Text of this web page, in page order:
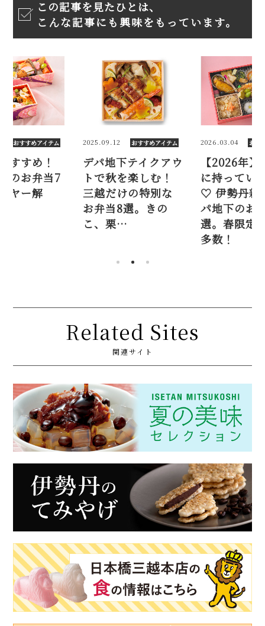
この記事を見たひとは、
こんな記事にも興味をもっています。
おすすめアイテム
すすめ！
のお弁当7
ヤー解
2025.09.12 おすすめアイテム
デパ地下テイクアウ
トで秋を楽しむ！
三越だけの特別な
お弁当8選。きの
こ、栗…
2026.03.04 おす
【2026年
に持ってい
♡ 伊勢丹新
パ地下のお
選。春限定
多数！
Related Sites
関連サイト